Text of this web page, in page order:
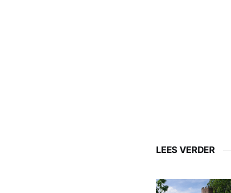
LEES VERDER